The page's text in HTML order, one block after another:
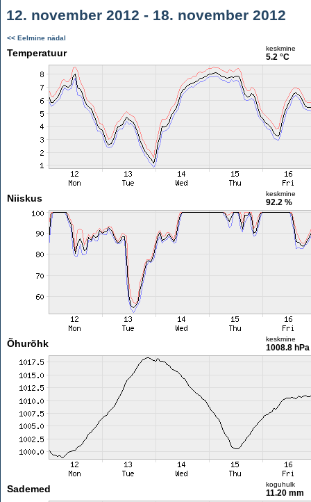
12. november 2012 - 18. november 2012
<< Eelmine nädal
Temperatuur keskmine
5.2 °C
Niiskus keskmine
92.2 %
Õhurõhk keskmine
1008.8 hPa
Sademed koguhulk
11.20 mm